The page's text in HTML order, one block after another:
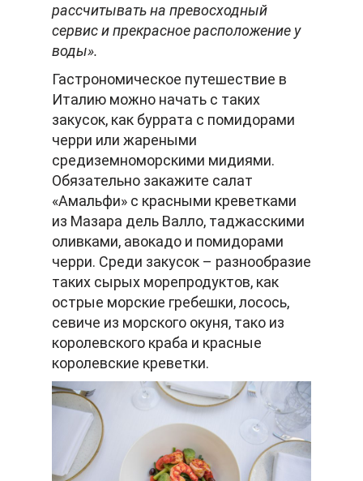
рассчитывать на превосходный
сервис и прекрасное расположение у
воды».
Гастрономическое путешествие в
Италию можно начать с таких
закусок, как буррата с помидорами
черри или жареными
средиземноморскими мидиями.
Обязательно закажите салат
«Амальфи» с красными креветками
из Мазара дель Валло, таджасскими
оливками, авокадо и помидорами
черри. Среди закусок – разнообразие
таких сырых морепродуктов, как
острые морские гребешки, лосось,
севиче из морского окуня, тако из
королевского краба и красные
королевские креветки.